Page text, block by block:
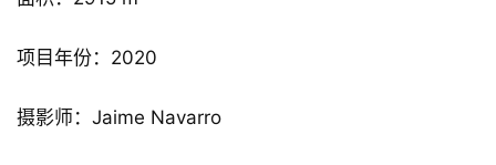
项目年份：2020
摄影师：Jaime Navarro